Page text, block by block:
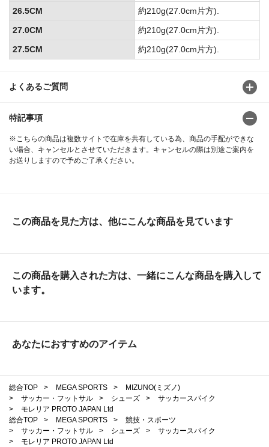
よくあるご質問
特記事項
※こちらの商品は複数サイトで在庫を共有している為、商品の手配ができな
い場合、キャンセルとさせていただきます。キャンセルの際は別途ご案内を
お送りしますので予めご了承ください。
26.5CM
約210g(27.0cm片方).
27.0CM
約210g(27.0cm片方).
27.5CM
約210g(27.0cm片方).
この商品を見た方は、他にこんな商品を見ています
この商品を購入された方は、一緒にこんな商品を購入して
います。
あなたにおすすめのアイテム
総合TOP > MEGA SPORTS >
MIZUNO(ミズノ)
>
サッカー・フットサル > シューズ >
サッカースパイク
>
モレリア PROTO JAPAN Ltd
総合TOP
> MEGA SPORTS >
競技・スポーツ
>
サッカー・フットサル > シューズ >
サッカースパイク
>
モレリア PROTO JAPAN Ltd